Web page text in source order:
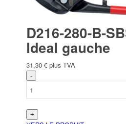
D216-280-B-
Ideal gauche
31,30 € plus TVA